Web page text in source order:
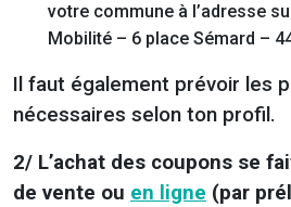
votre commune à l’adresse
Mobilité – 6 place Sémard –
Il faut également prévoir les
nécessaires selon ton profil.
2/ L’achat des coupons se
de vente ou en ligne (par